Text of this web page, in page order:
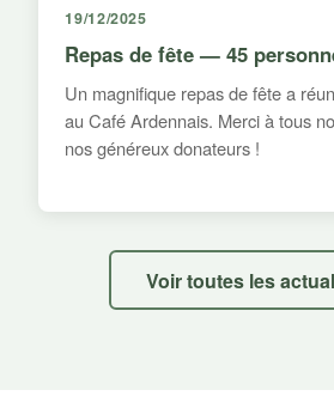
19/12/2025
Repas de fête — 45
Un magnifique repas de fête a
au Café Ardennais. Merci à tous
nos généreux donateurs !
Voir toutes les